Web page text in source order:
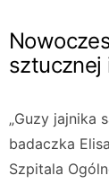
sztucznej
„Guzy jajnika
badaczka
Szpitala